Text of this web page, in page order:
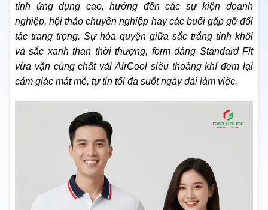
tính ứng dụng cao, hướng đến các sự kiện doanh
nghiệp, hội thảo chuyên nghiệp hay các buổi gặp gỡ đối
tác trang trọng. Sự hòa quyện giữa sắc trắng tinh khôi
và sắc xanh than thời thượng, form dáng Standard Fit
vừa vặn cùng chất vải AirCool siêu thoáng khí đem lại
cảm giác mát mẻ, tự tin tối đa suốt ngày dài làm việc.